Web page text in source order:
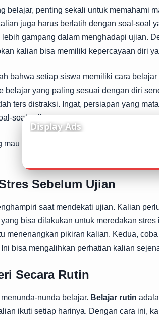
belajar, penting sekali untuk memahami
juga harus berlatih dengan soal-soal
gampang dalam menghadapi ujian.
kalian bisa memiliki kepercayaan diri
bahwa setiap siswa memiliki cara
belajar yang paling sesuai dengan diri
ters distraksi. Ingat, persiapan yang
soal sulit.
tahu lebih lanjut tentang tips-tipsnya?
Sebelum Ujian
saat mendekati ujian. Kalian
bisa dilakukan untuk meredakan
menenangkan pikiran kalian. Kedua,
bisa mengalihkan perhatian kalian
Secara Rutin
nunda belajar. Belajar rutin
ikuti setiap harinya. Dengan cara ini,
Display Ads